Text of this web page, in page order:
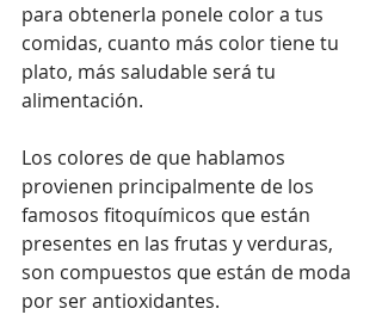
para obtenerla ponele color a tus
comidas, cuanto más color tiene tu
plato, más saludable será tu
alimentación.
Los colores de que hablamos
provienen principalmente de los
famosos fitoquímicos que están
presentes en las frutas y verduras,
son compuestos que están de moda
por ser antioxidantes.